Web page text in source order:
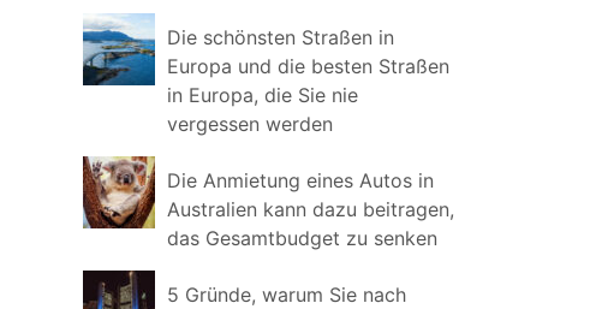
Die schönsten Straßen in
Europa und die besten Straßen
in Europa, die Sie nie
vergessen werden
Die Anmietung eines Autos in
Australien kann dazu beitragen,
das Gesamtbudget zu senken
5 Gründe, warum Sie nach